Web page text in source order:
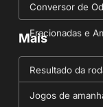
Conversor de
Fracionadas e
Mais
Resultado da
Jogos de